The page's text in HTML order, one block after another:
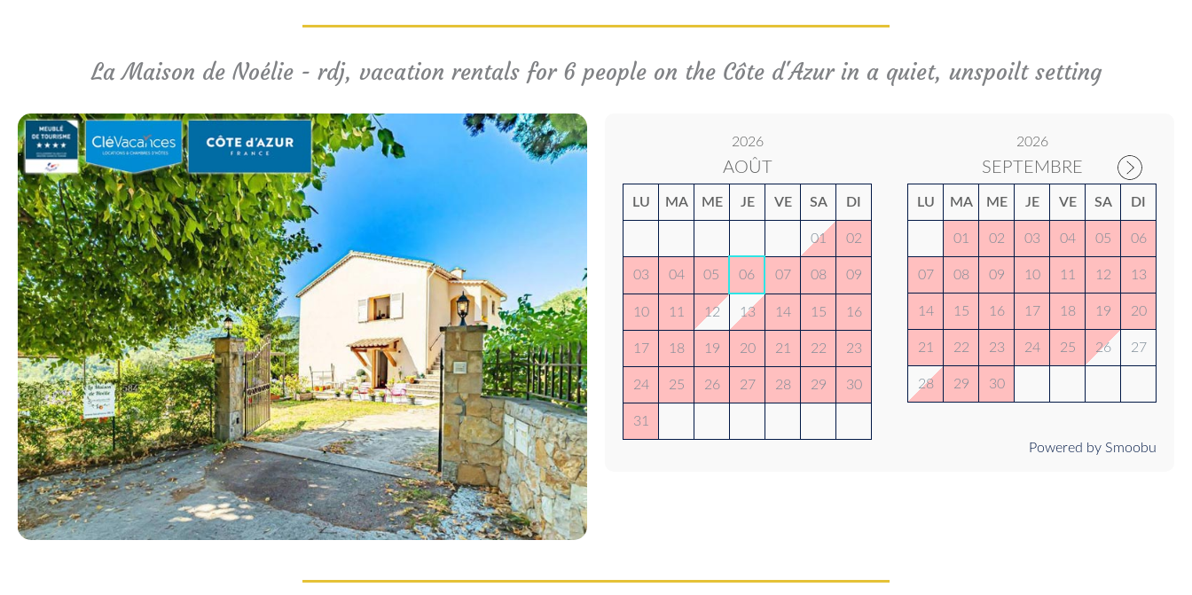
La Maison de Noélie - rdj, vacation rentals for 6 people on the Côte d'Azur in a quiet, unspoilt setting
2026
AOÛT
LU MA ME JE VE SA DI
01 02
03 04 05 06 07 08 09
10 11 12 13 14 15 16
17 18 19 20 21 22 23
24 25 26 27 28 29 30
31
2026
SEPTEMBRE
LU MA ME JE VE SA DI
01 02 03 04 05 06
07 08 09 10 11 12 13
14 15 16 17 18 19 20
21 22 23 24 25 26 27
28 29 30
Powered by Smoobu